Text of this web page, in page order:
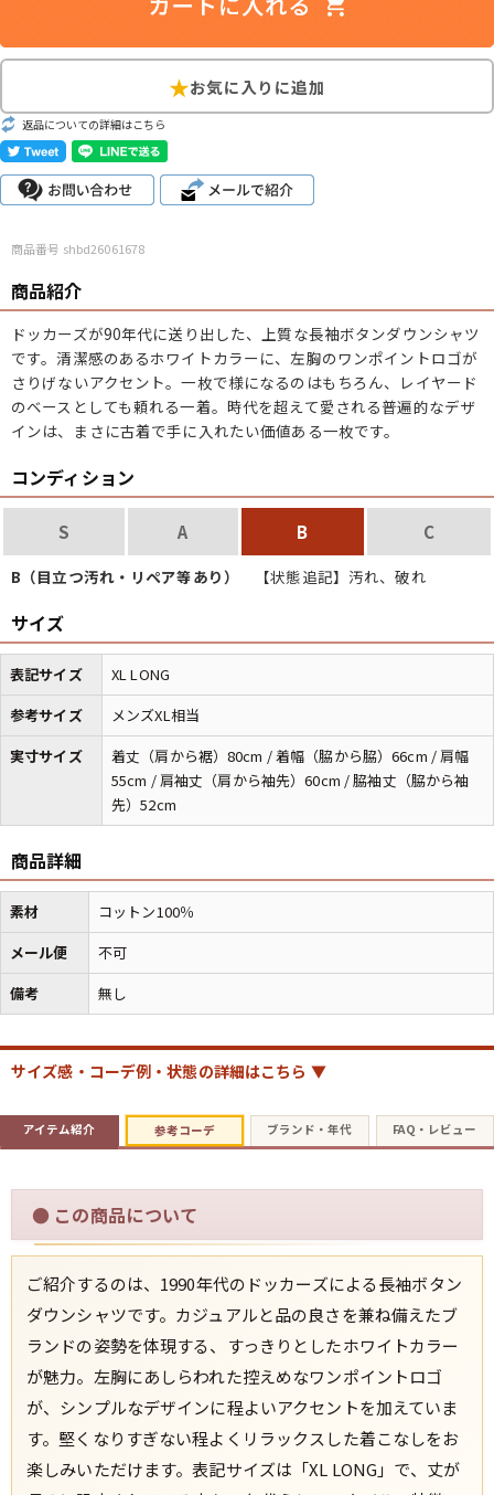
Search by Sizeサイズから探す（メンズ）
ジャケット XS S M
半袖シャツ XS S M L XL
Tシャツ XS S M L XL
パンツ
W30以下 W31,W32 W33,W34
Search by Maniacマニアックから探す
Tシャツ
Tシャツ
Tシャツ
USA製
ボロ ミリタリー
すべてのマニアックを見る
Search by Period年代から探す
90年代 80年代 70年代
60年代
すべての年代を見る
古着コラム
メディア・イベント情報
Youtube 古着屋Rush Out チャンネル
スタッフコーディネート
返品についての詳細はこちら
商品番号 shbd26061678
商品紹介
ドッカーズが90年代に送り出した、上質な長袖ボタンダウンシャツ
です。清潔感のあるホワイトカラーに、左胸のワンポイントロゴが
さりげないアクセント。一枚で様になるのはもちろん、レイヤード
のベースとしても頼れる一着。時代を超えて愛される普遍的なデザ
インは、まさに古着で手に入れたい価値ある一枚です。
コンディション
S A B C
B（目立つ汚れ・リペア等あり） 【状態追記】汚れ、破れ
サイズ
表記サイズ
XL LONG
参考サイズ
メンズXL相当
実寸サイズ
着丈（肩から裾）80cm / 着幅（脇から脇）66cm / 肩幅
55cm / 肩袖丈（肩から袖先）60cm / 脇袖丈（脇から袖
先）52cm
商品詳細
素材
コットン100％
メール便
不可
備考
無し
サイズ感・コーデ例・状態の詳細はこちら ▼
アイテム紹介 参考コーデ ブランド・年代 FAQ・レビュー
● この商品について
ご紹介するのは、1990年代のドッカーズによる長袖ボタン
ダウンシャツです。カジュアルと品の良さを兼ね備えたブ
ランドの姿勢を体現する、すっきりとしたホワイトカラー
が魅力。左胸にあしらわれた控えめなワンポイントロゴ
が、シンプルなデザインに程よいアクセントを加えていま
す。堅くなりすぎない程よくリラックスした着こなしをお
楽しみいただけます。表記サイズは「XL LONG」で、丈が